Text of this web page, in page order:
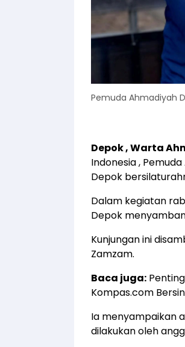
Pemuda Ahmadiyah
Depok , Warta
Indonesia ,
Depok
Dalam kegiatan
Depok
Kunjungan ini
Zamzam.
Baca juga:
Kompas.com
Ia menyampaikan
dilakukan oleh